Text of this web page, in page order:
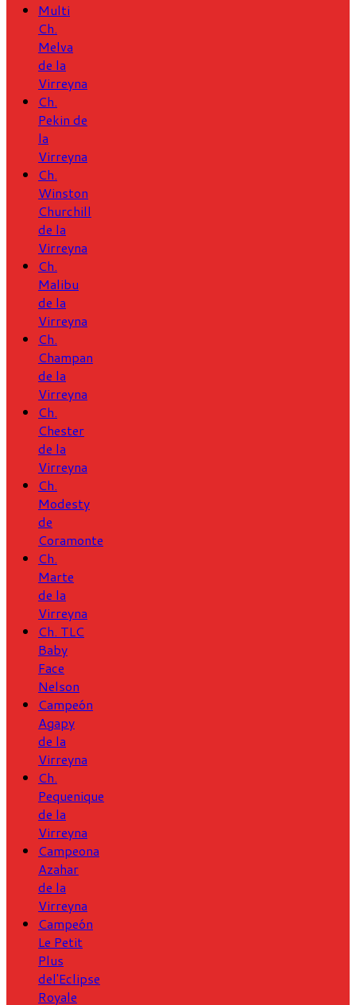
Multi
Ch.
Melva
de la
Virreyna
Ch.
Pekin de
la
Virreyna
Ch.
Winston
Churchill
de la
Virreyna
Ch.
Malibu
de la
Virreyna
Ch.
Champan
de la
Virreyna
Ch.
Chester
de la
Virreyna
Ch.
Modesty
de
Coramonte
Ch.
Marte
de la
Virreyna
Ch. TLC
Baby
Face
Nelson
Campeón
Agapy
de la
Virreyna
Ch.
Pequenique
de la
Virreyna
Campeona
Azahar
de la
Virreyna
Campeón
Le Petit
Plus
del'Eclipse
Royale